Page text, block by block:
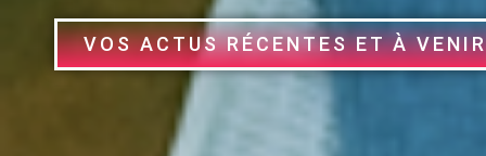
VOS ACTUS RÉCENTES ET À